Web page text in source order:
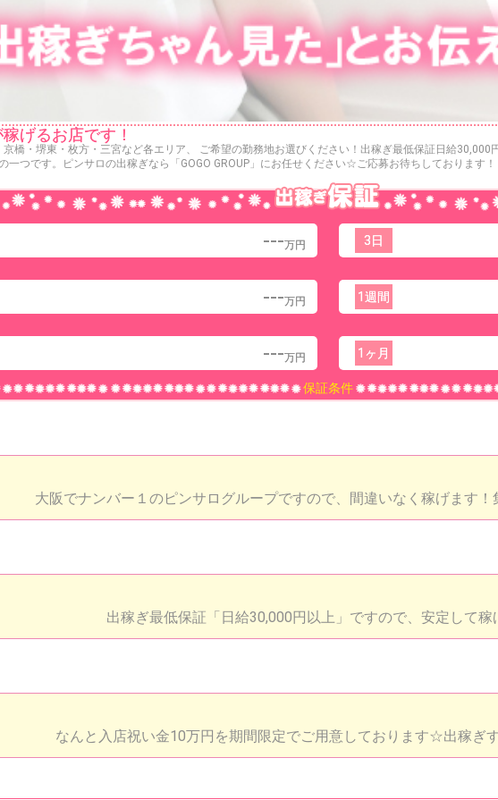
げるお店です！
橋・堺東・枚方・三宮など各エリア、 ご希望の勤務地お選びください！出稼ぎ最低保証日給
つです。ピンサロの出稼ぎなら「GOGO GROUP」にお任せください☆ご応募お待ちしております！
---万円 3日
---万円 1週間
---万円 1ヶ月
保証条件
大阪でナンバー１のピンサログループですので、間違いなく稼げます！
出稼ぎ最低保証「日給30,000円以上」ですので、安定して稼
なんと入店祝い金10万円を期間限定でご用意しております☆出稼ぎ